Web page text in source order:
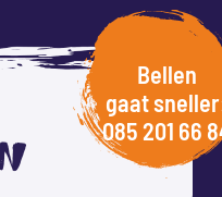
Bellen
gaat
085 201 66